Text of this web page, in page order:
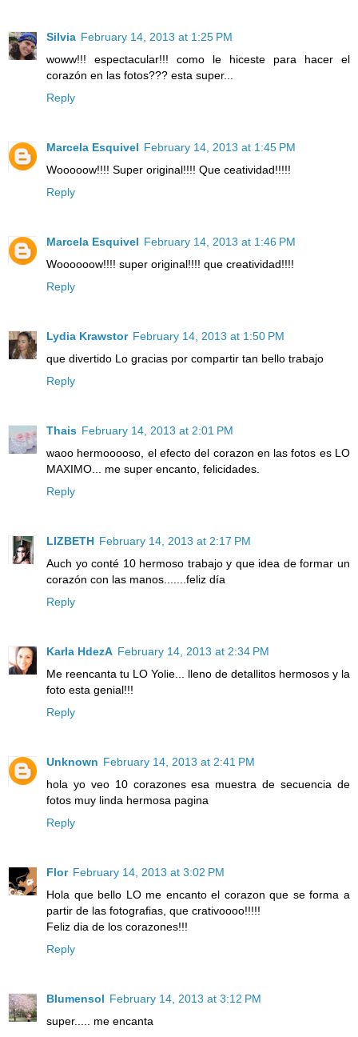
Silvia February 14, 2013 at 1:25 PM
woww!!! espectacular!!! como le hiceste para hacer el
corazón en las fotos??? esta super...
Reply
Marcela Esquivel February 14, 2013 at 1:45 PM
Wooooow!!!! Super original!!!! Que ceatividad!!!!!
Reply
Marcela Esquivel February 14, 2013 at 1:46 PM
Woooooow!!!! super original!!!! que creatividad!!!!
Reply
Lydia Krawstor February 14, 2013 at 1:50 PM
que divertido Lo gracias por compartir tan bello trabajo
Reply
Thais February 14, 2013 at 2:01 PM
waoo hermooooso, el efecto del corazon en las fotos es LO
MAXIMO... me super encanto, felicidades.
Reply
LIZBETH February 14, 2013 at 2:17 PM
Auch yo conté 10 hermoso trabajo y que idea de formar un
corazón con las manos.......feliz día
Reply
Karla HdezA February 14, 2013 at 2:34 PM
Me reencanta tu LO Yolie... lleno de detallitos hermosos y la
foto esta genial!!!
Reply
Unknown February 14, 2013 at 2:41 PM
hola yo veo 10 corazones esa muestra de secuencia de
fotos muy linda hermosa pagina
Reply
Flor February 14, 2013 at 3:02 PM
Hola que bello LO me encanto el corazon que se forma a
partir de las fotografias, que crativoooo!!!!!
Feliz dia de los corazones!!!
Reply
Blumensol February 14, 2013 at 3:12 PM
super..... me encanta